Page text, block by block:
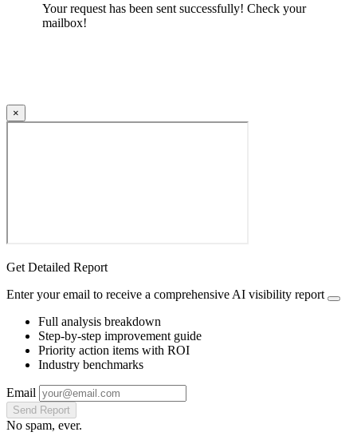
Your request has been sent successfully! Check your
mailbox!
×
Get Detailed Report
Enter your email to receive a comprehensive AI visibility report
Full analysis breakdown
Step-by-step improvement guide
Priority action items with ROI
Industry benchmarks
Email
Send Report
No spam, ever.